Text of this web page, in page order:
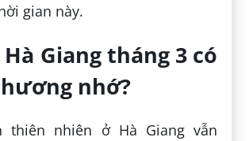
gian này.
Giang tháng 3 có
nhớ?
thiên nhiên ở Hà Giang vẫn